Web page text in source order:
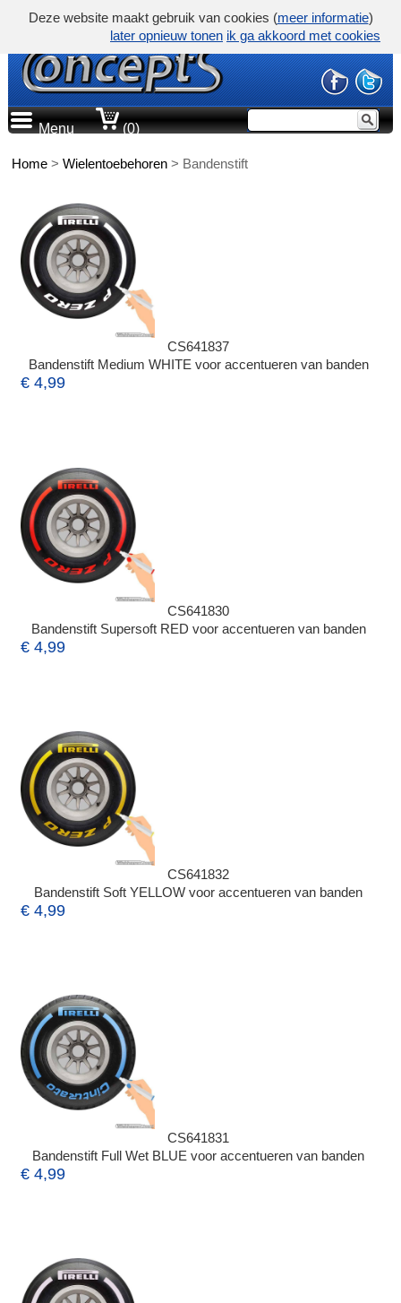
Menu (0)
Home >Wielentoebehoren > Bandenstift
CS641837
Bandenstift Medium WHITE voor accentueren van banden
€ 4,99
CS641830
Bandenstift Supersoft RED voor accentueren van banden
€ 4,99
CS641832
Bandenstift Soft YELLOW voor accentueren van banden
€ 4,99
CS641831
Bandenstift Full Wet BLUE voor accentueren van banden
€ 4,99
Deze website maakt gebruik van cookies (meer informatie)
later opnieuw tonen ik ga akkoord met cookies